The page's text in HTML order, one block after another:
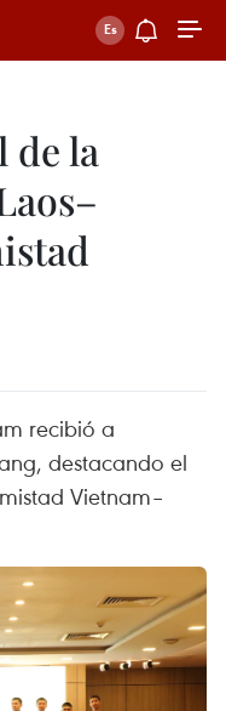
de la
recibió a
destacando el
Vietnam–